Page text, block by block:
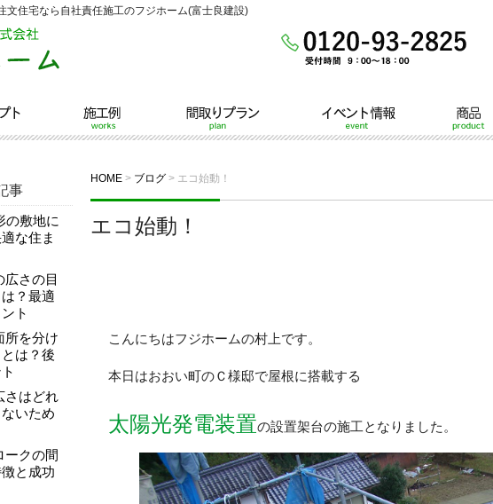
文住宅なら自社責任施工のフジホーム(富士良建設)
ト 施工例 間取りプラン イベント情報 商品
HOME > ブログ > エコ始動！
エコ始動！
こんにちはフジホームの村上です。
本日はおおい町のＣ様邸で屋根に搭載する
太陽光発電装置の設置架台の施工となりました。
事
の敷地に
な住ま
広さの目
？最適
ト
所を分け
は？後
さはどれ
いため
ークの間
と成功